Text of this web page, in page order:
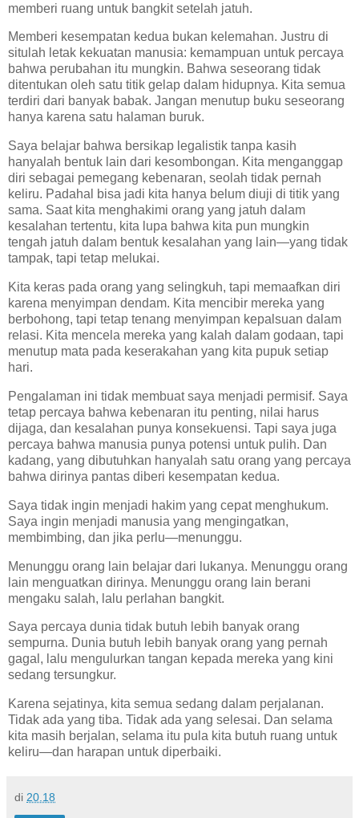
memberi ruang untuk bangkit setelah jatuh.
Memberi kesempatan kedua bukan kelemahan. Justru di
situlah letak kekuatan manusia: kemampuan untuk percaya
bahwa perubahan itu mungkin. Bahwa seseorang tidak
ditentukan oleh satu titik gelap dalam hidupnya. Kita semua
terdiri dari banyak babak. Jangan menutup buku seseorang
hanya karena satu halaman buruk.
Saya belajar bahwa bersikap legalistik tanpa kasih
hanyalah bentuk lain dari kesombongan. Kita menganggap
diri sebagai pemegang kebenaran, seolah tidak pernah
keliru. Padahal bisa jadi kita hanya belum diuji di titik yang
sama. Saat kita menghakimi orang yang jatuh dalam
kesalahan tertentu, kita lupa bahwa kita pun mungkin
tengah jatuh dalam bentuk kesalahan yang lain—yang tidak
tampak, tapi tetap melukai.
Kita keras pada orang yang selingkuh, tapi memaafkan diri
karena menyimpan dendam. Kita mencibir mereka yang
berbohong, tapi tetap tenang menyimpan kepalsuan dalam
relasi. Kita mencela mereka yang kalah dalam godaan, tapi
menutup mata pada keserakahan yang kita pupuk setiap
hari.
Pengalaman ini tidak membuat saya menjadi permisif. Saya
tetap percaya bahwa kebenaran itu penting, nilai harus
dijaga, dan kesalahan punya konsekuensi. Tapi saya juga
percaya bahwa manusia punya potensi untuk pulih. Dan
kadang, yang dibutuhkan hanyalah satu orang yang percaya
bahwa dirinya pantas diberi kesempatan kedua.
Saya tidak ingin menjadi hakim yang cepat menghukum.
Saya ingin menjadi manusia yang mengingatkan,
membimbing, dan jika perlu—menunggu.
Menunggu orang lain belajar dari lukanya. Menunggu orang
lain menguatkan dirinya. Menunggu orang lain berani
mengaku salah, lalu perlahan bangkit.
Saya percaya dunia tidak butuh lebih banyak orang
sempurna. Dunia butuh lebih banyak orang yang pernah
gagal, lalu mengulurkan tangan kepada mereka yang kini
sedang tersungkur.
Karena sejatinya, kita semua sedang dalam perjalanan.
Tidak ada yang tiba. Tidak ada yang selesai. Dan selama
kita masih berjalan, selama itu pula kita butuh ruang untuk
keliru—dan harapan untuk diperbaiki.
di 20.18